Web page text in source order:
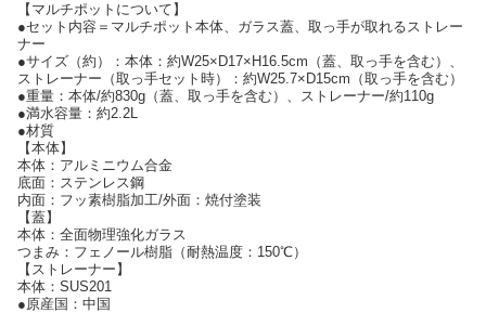
【マルチポットについて】
●セット内容＝マルチポット本体、ガラス蓋、取っ手が取れるストレー
ナー
●サイズ（約）：本体：約W25×D17×H16.5cm（蓋、取っ手を含む）、
ストレーナー（取っ手セット時）：約W25.7×D15cm（取っ手を含む）
●重量：本体/約830g（蓋、取っ手を含む）、ストレーナー/約110g
●満水容量：約2.2L
●材質
【本体】
本体：アルミニウム合金
底面：ステンレス鋼
内面：フッ素樹脂加工/外面：焼付塗装
【蓋】
本体：全面物理強化ガラス
つまみ：フェノール樹脂（耐熱温度：150℃）
【ストレーナー】
本体：SUS201
●原産国：中国